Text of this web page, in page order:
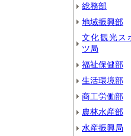
総務部
地域振興部
文化観光ス
ツ局
福祉保健部
生活環境部
商工労働部
農林水産部
水産振興局